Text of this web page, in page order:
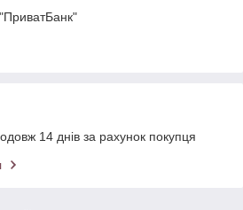
14 днів за рахунок покупця